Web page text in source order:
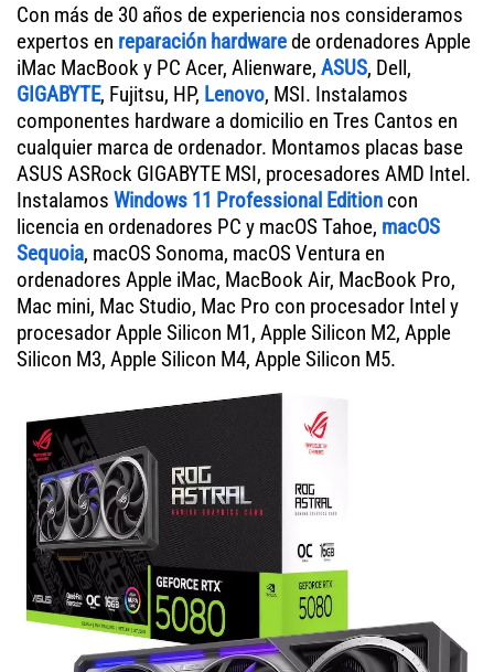
Con más de 30 años de experiencia nos consideramos
expertos en reparación hardwarede ordenadores Apple
iMac MacBook y PC Acer, Alienware, ASUS, Dell,
GIGABYTE, Fujitsu, HP, Lenovo, MSI. Instalamos
componentes hardware a domicilio en Tres Cantos en
cualquier marca de ordenador. Montamos placas base
ASUS ASRock GIGABYTE MSI, procesadores AMD Intel.
Instalamos Windows 11 Professional Edition con
licencia en ordenadores PC y macOS Tahoe, macOS
Sequoia, macOS Sonoma, macOS Ventura en
ordenadores Apple iMac, MacBook Air, MacBook Pro,
Mac mini, Mac Studio, Mac Pro con procesador Intel y
procesador Apple Silicon M1, Apple Silicon M2, Apple
Silicon M3, Apple Silicon M4, Apple Silicon M5.